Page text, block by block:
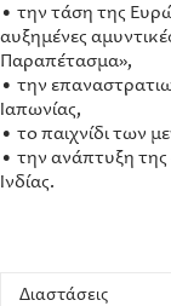
• την τάση της
αυξημένες
Παραπέτασμα»,
• την
Ιαπωνίας,
• το παιχνίδι των
• την ανάπτυξη της
Ινδίας.
Διαστάσεις